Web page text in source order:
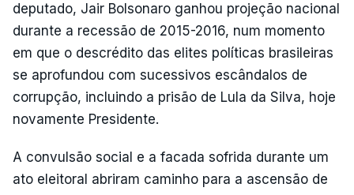
deputado, Jair Bolsonaro ganhou projeção nacional
durante a recessão de 2015-2016, num momento
em que o descrédito das elites políticas brasileiras
se aprofundou com sucessivos escândalos de
corrupção, incluindo a prisão de Lula da Silva, hoje
novamente Presidente.
A convulsão social e a facada sofrida durante um
ato eleitoral abriram caminho para a ascensão de